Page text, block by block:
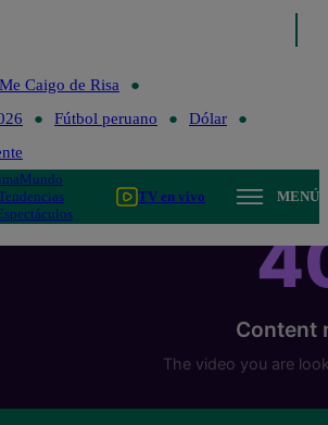
Me Caigo de Risa
Fútbol peruano
Dólar
Mundo
TV en vivo MENÚ